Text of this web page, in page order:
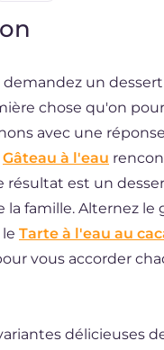
DE
BR
NL
un
chose qu'on
avec une
Gâteau à l'eau
résultat est un
famille. Alternez le
Tarte à l'eau au
vous accorder
délicieuses